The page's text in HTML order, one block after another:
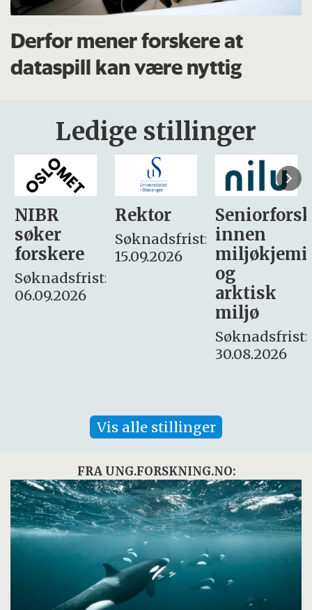
Derfor mener forskere at
dataspill kan være nyttig
Ledige stillinger
Rektor
Søknadsfrist:
15.09.2026
Seniorforsker
innen
miljøkjemi
søker
– fast
Søknadsfrist:
16. august.
Vis alle stillinger
FRA UNG.FORSKNING.NO: